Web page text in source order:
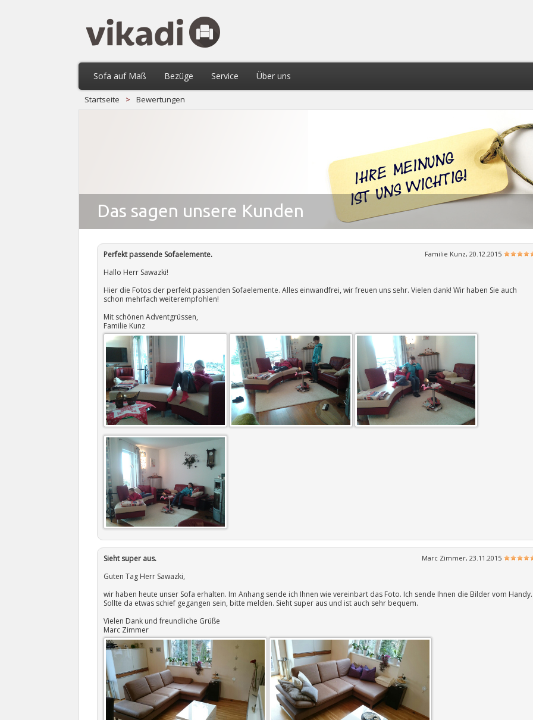
Sofa auf Maß Bezüge Service Über uns
Startseite > Bewertungen
Das sagen unsere Kunden
Perfekt passende Sofaelemente. Familie Kunz, 20.12.2015
Hallo Herr Sawazki!
Hier die Fotos der perfekt passenden Sofaelemente. Alles einwandfrei, wir freuen uns sehr. Vielen dank! Wir haben Sie auch
schon mehrfach weiterempfohlen!
Mit schönen Adventgrüssen,
Familie Kunz
Sieht super aus. Marc Zimmer, 23.11.2015
Guten Tag Herr Sawazki,
wir haben heute unser Sofa erhalten. Im Anhang sende ich Ihnen wie vereinbart das Foto. Ich sende Ihnen die Bilder vom Handy.
Sollte da etwas schief gegangen sein, bitte melden. Sieht super aus und ist auch sehr bequem.
Vielen Dank und freundliche Grüße
Marc Zimmer